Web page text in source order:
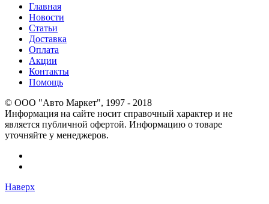
Главная
Новости
Статьи
Доставка
Оплата
Акции
Контакты
Помощь
© OOO "Авто Маркет", 1997 - 2018
Информация на сайте носит справочный характер и не
является публичной офертой. Информацию о товаре
уточняйте у менеджеров.
Наверх